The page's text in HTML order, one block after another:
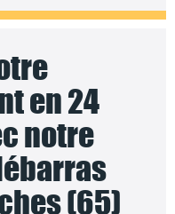
en 24
notre
(65)